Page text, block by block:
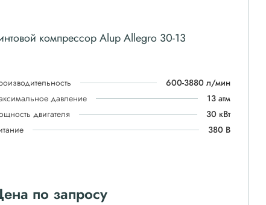
компрессор Alup Allegro 30-13
600-3880 л/мин
давление
13 атм
двигателя
30 кВт
380 В
по запросу